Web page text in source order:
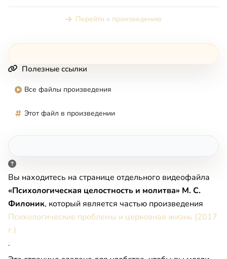
Перейти к произведению
Полезные ссылки
Все файлы произведения
Этот файл в произведении
Вы находитесь на странице отдельного видеофайла
«Психологическая целостность и молитва» М. С.
Филоник, который является частью произведения
Психологические проблемы и церковная жизнь (2017
г.)
.